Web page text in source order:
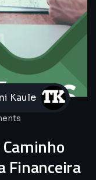
Kaule
Financeira